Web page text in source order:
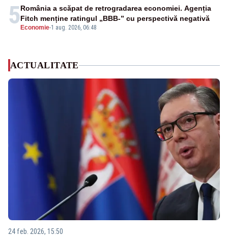
5 Economie-1 aug. 2026, 06:48
România a scăpat de retrogradarea economiei. Agenția
Fitch menține ratingul „BBB-” cu perspectivă negativă
ACTUALITATE
24 feb. 2026, 15:50